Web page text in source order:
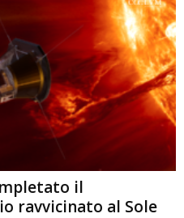
il
ravvicinato al Sole